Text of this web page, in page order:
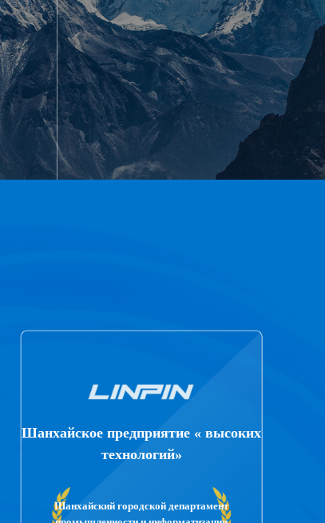
Шанхайское предприятие « высоких
технологий»
Шанхайский городской департамент